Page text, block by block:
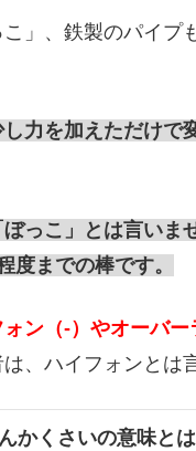
」、鉄製のパイプ
力を加えただけ
っこ」とは言いま
度までの棒です。
ン（‐）やオーバ
、ハイフォンとは
かくさいの意味と